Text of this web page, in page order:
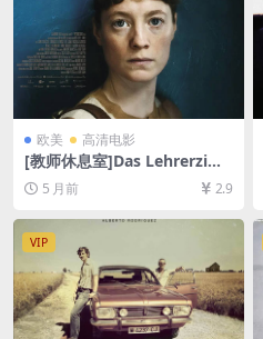
欧美 高清电影
[教师休息室]Das Lehrerzim
mer (2023)[百度网盘+夸克网
盘1080P超清未删减资源][网
盘在线播放/下载][MP4/5.9G
B][中文字幕]
5 月前 2.9
VIP